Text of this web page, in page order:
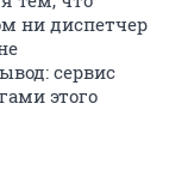
ни диспетчер
сервис
этого